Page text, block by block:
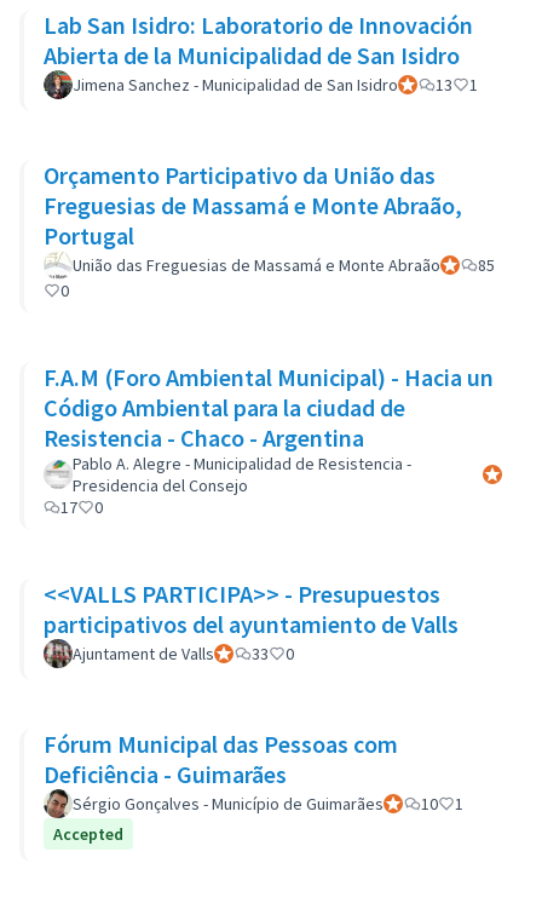
Lab San Isidro: Laboratorio de Innovación
Abierta de la Municipalidad de San Isidro
Jimena Sanchez - Municipalidad de San IsidroParticipant officiel
13 1
Orçamento Participativo da União das
Freguesias de Massamá e Monte Abraão,
Portugal
União das Freguesias de Massamá e Monte AbraãoParticipant
85
0
F.A.M (Foro Ambiental Municipal) - Hacia un
Código Ambiental para la ciudad de
Resistencia - Chaco - Argentina
Pablo A. Alegre - Municipalidad de Resistencia -
Presidencia del Consejo
17
0
<<VALLS PARTICIPA>> - Presupuestos
participativos del ayuntamiento de Valls
Ajuntament de VallsParticipant officiel
33 0
Fórum Municipal das Pessoas com
Deficiência - Guimarães
Sérgio Gonçalves - Município de GuimarãesParticipant officiel
10
1
Accepted